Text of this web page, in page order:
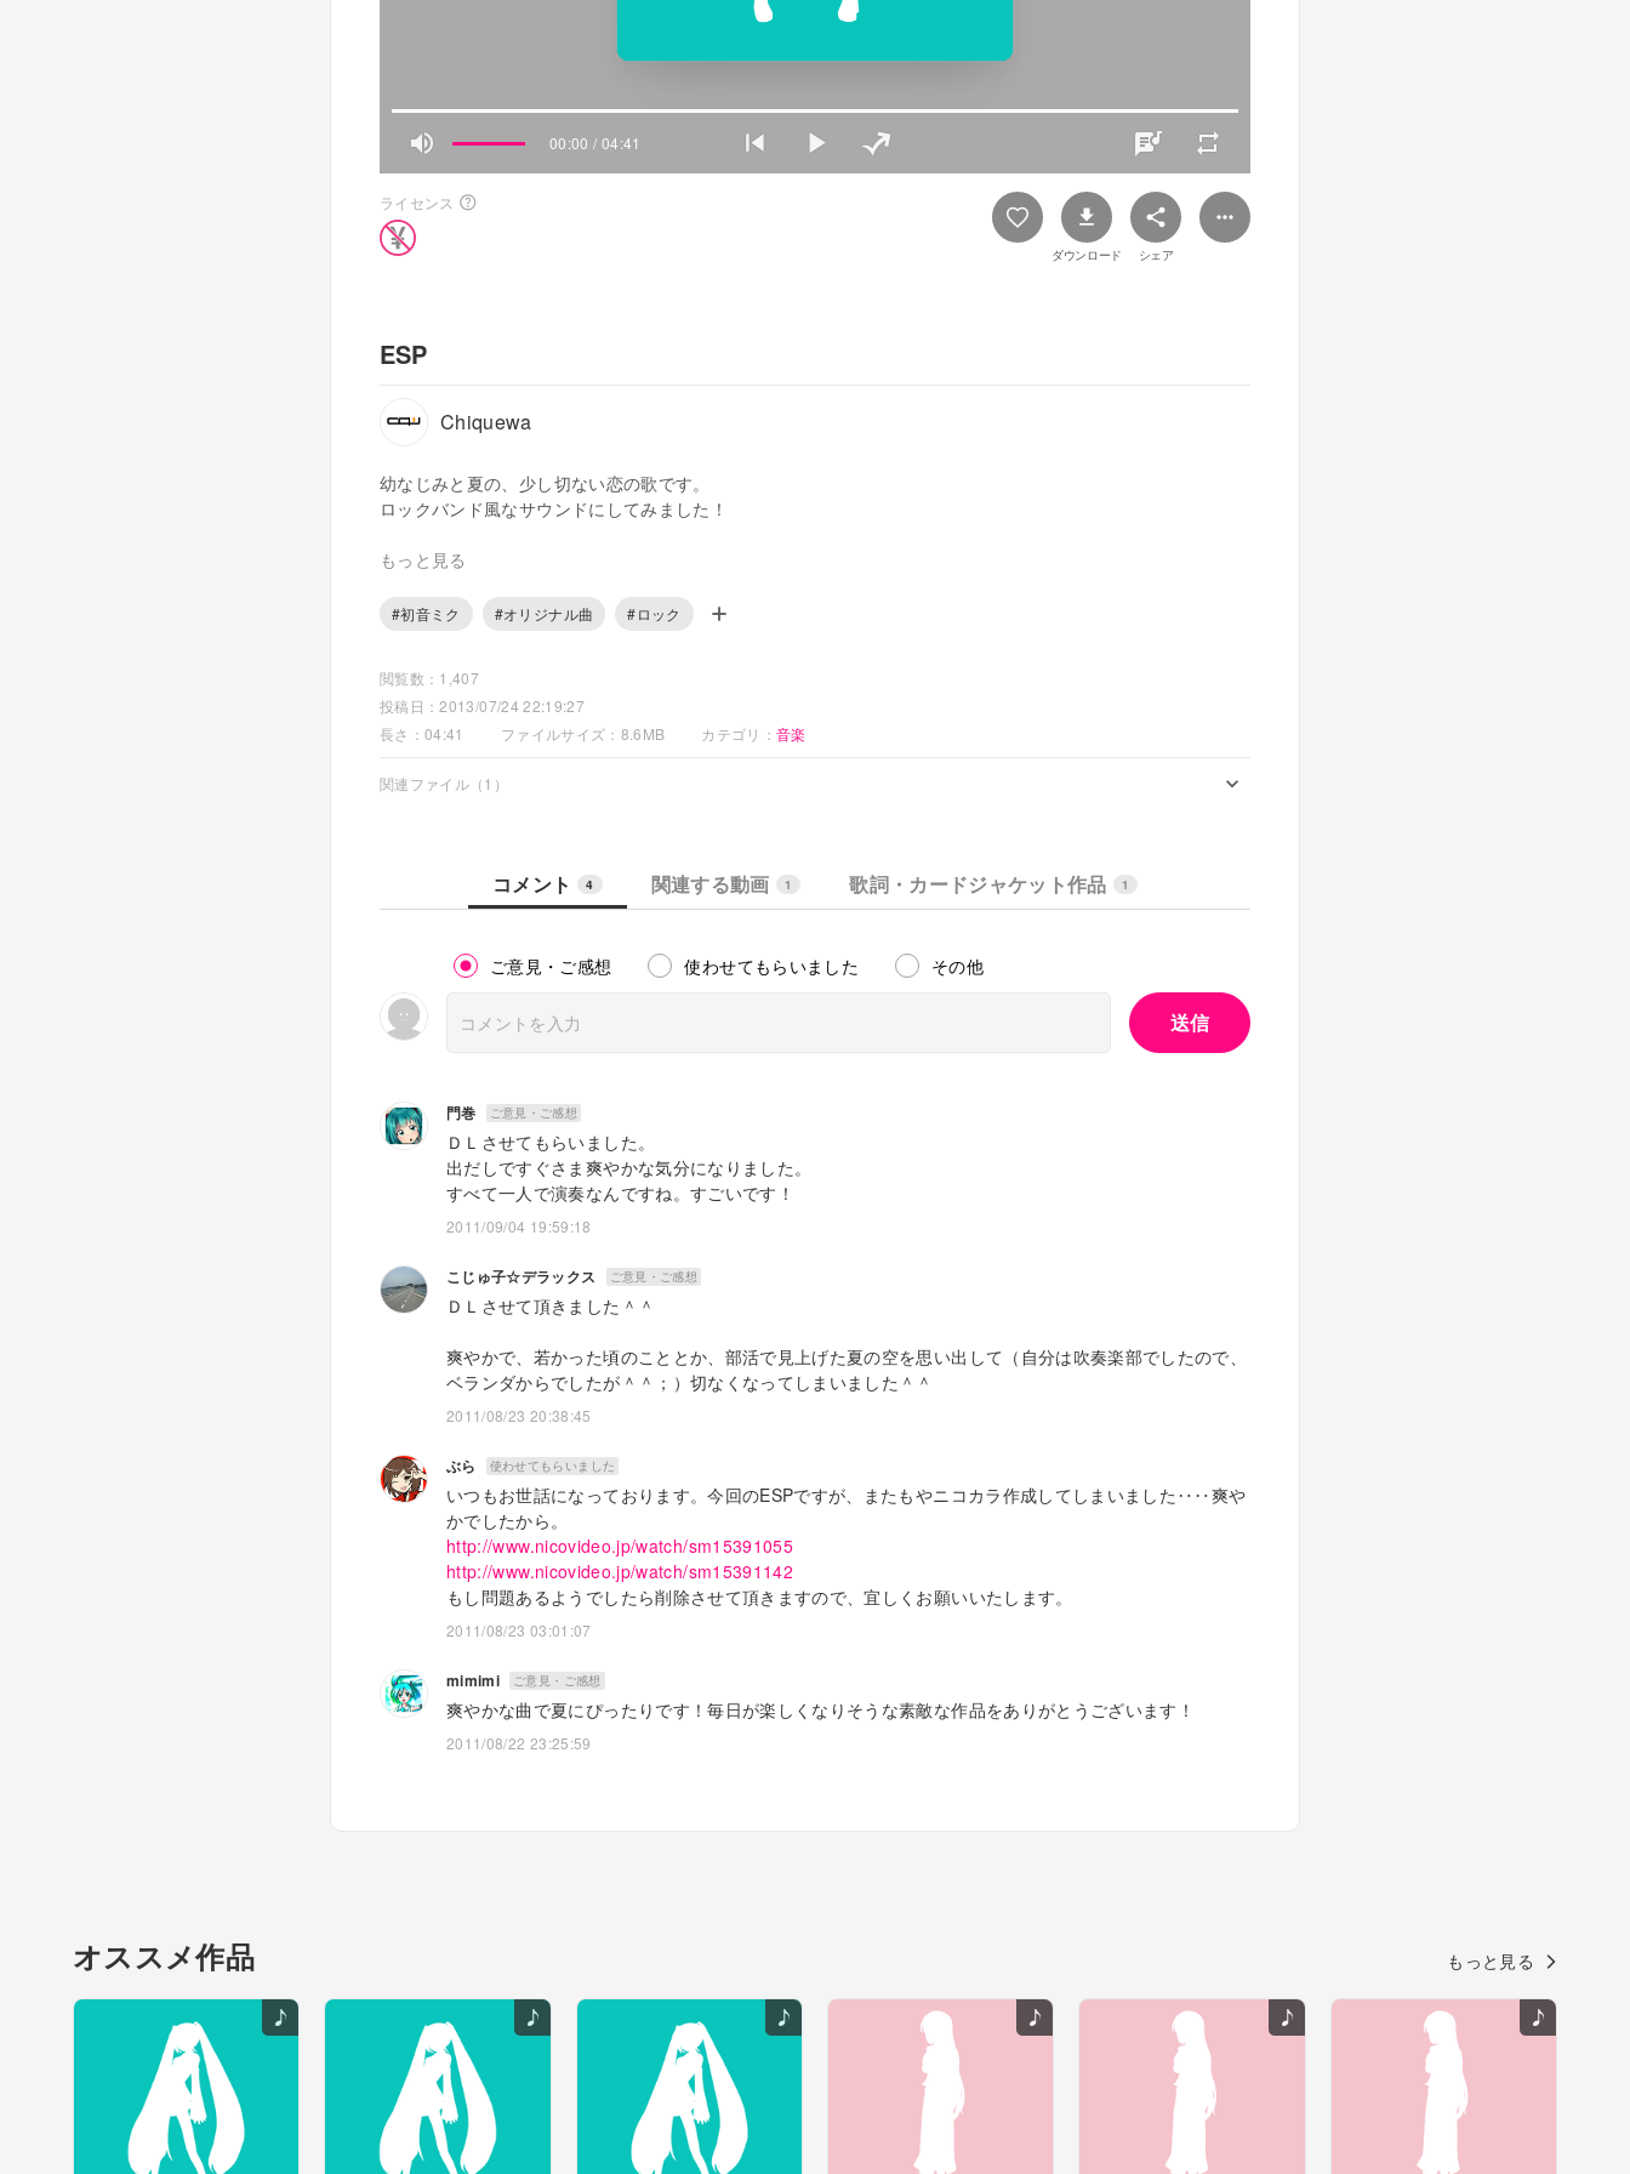
00:00 / 04:41
ライセンス
ダウンロード シェア
ESP
Chiquewa
幼なじみと夏の、少し切ない恋の歌です。
ロックバンド風なサウンドにしてみました！
ギターに加えて、ベースとドラムも自分で演奏してみました。
ボーカロイド（初音ミクAppend-Solid）調整：ぱんだっちさん
もっと見る
#初音ミク #オリジナル曲 #ロック
閲覧数：1,407
投稿日：2013/07/24 22:19:27
長さ：04:41
ファイルサイズ：8.6MB カテゴリ：音楽
関連ファイル（1）
コメント 4 関連する動画 1 歌詞・カードジャケット作品 1
ご意見・ご感想 使わせてもらいました その他
送信
門巻 ご意見・ご感想
ＤＬさせてもらいました。
出だしですぐさま爽やかな気分になりました。
すべて一人で演奏なんですね。すごいです！
2011/09/04 19:59:18
こじゅ子☆デラックス ご意見・ご感想
ＤＬさせて頂きました＾＾
爽やかで、若かった頃のこととか、部活で見上げた夏の空を思い出して（自分は吹奏楽部でしたので、
ベランダからでしたが＾＾；）切なくなってしまいました＾＾
2011/08/23 20:38:45
ぶら 使わせてもらいました
いつもお世話になっております。今回のESPですが、またもやニコカラ作成してしまいました‥‥爽や
かでしたから。
http://www.nicovideo.jp/watch/sm15391055
http://www.nicovideo.jp/watch/sm15391142
もし問題あるようでしたら削除させて頂きますので、宜しくお願いいたします。
2011/08/23 03:01:07
mimimi ご意見・ご感想
爽やかな曲で夏にぴったりです！毎日が楽しくなりそうな素敵な作品をありがとうございます！
2011/08/22 23:25:59
オススメ作品 もっと見る